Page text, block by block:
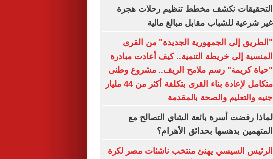
التحقيقات تكشف مخطط تنظيم رحلات هجرة
غير شرعية للشباب مقابل مبالغ مالية
"الطريق إلى الجمهورية الجديدة" من القرى
المنسية إلى خريطة التنمية.. كيف أعادت مبادرة
"حياة كريمة" رسم ملامح الريف.. مشروع وطنى
متكامل لإعادة بناء القرى بتكلفة أكثر من 44 مليار
جنيه والتعليم والصحة بالمقدمة
لماذا رفضت أسرة بائعة الشاي التصالح مع
المتهمين بدهسها بحدائق الأهرام؟
الرئيس السيسي يهنئ منتخب ناشئات مصر لكرة